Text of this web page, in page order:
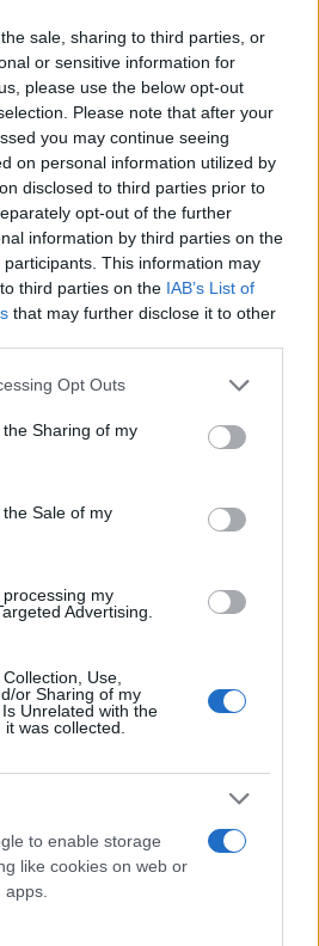
sale, sharing to third parties, or
or sensitive information for
please use the below opt-out
Please note that after your
you may continue seeing
on personal information utilized by
disclosed to third parties prior to
opt-out of the further
information by third parties on the
participants. This information may
third parties on the IAB’s List of
that may further disclose it to other
app uses one or more Google
usage behaviour. You may click to
Google and its third-party tags to
purposes in below Google
Opt Outs
Sharing of my
Sale of my
my
Advertising.
Use,
or Sharing of my
Unrelated with the
was collected.
to enable storage
like cookies on web or
των ελέγχων αναζητούνται
το παραπάνω αδίκημα στο
το οποίο λήγει σήμερα τα